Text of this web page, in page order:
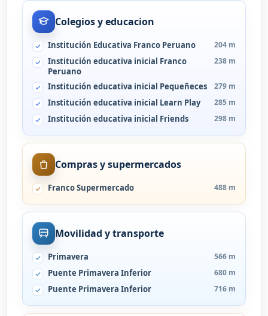
Colegios y educacion
Institución Educativa Franco Peruano 204 m
Institución educativa inicial Franco
Peruano
238 m
Institución educativa inicial Pequeñeces 279 m
Institución educativa inicial Learn Play 285 m
Institución educativa inicial Friends 298 m
Compras y supermercados
Franco Supermercado 488 m
Movilidad y transporte
Primavera 566 m
Puente Primavera Inferior 680 m
Puente Primavera Inferior 716 m